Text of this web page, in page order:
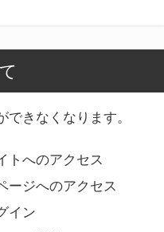
きなくなります。
トへのアクセス
ージへのアクセス
イン